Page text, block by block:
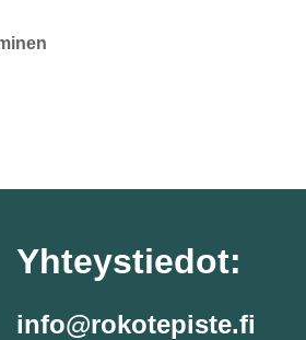
Yhteystiedot:
info@rokotepiste.fi